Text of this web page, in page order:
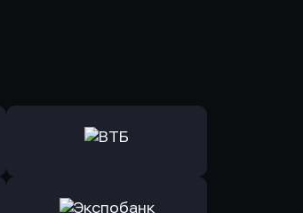
Оправить заявку